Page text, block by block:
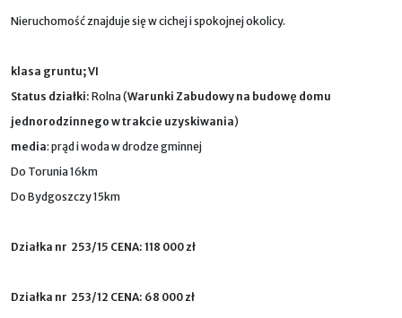
Nieruchomość znajduje się w cichej i spokojnej okolicy.
klasa gruntu; VI
Status działki: Rolna (Warunki Zabudowy na budowę domu
jednorodzinnego w trakcie uzyskiwania)
media: prąd i woda w drodze gminnej
Do Torunia 16km
Do Bydgoszczy 15km
Działka nr 253/15 CENA: 118 000 zł
Działka nr 253/12 CENA: 68 000 zł